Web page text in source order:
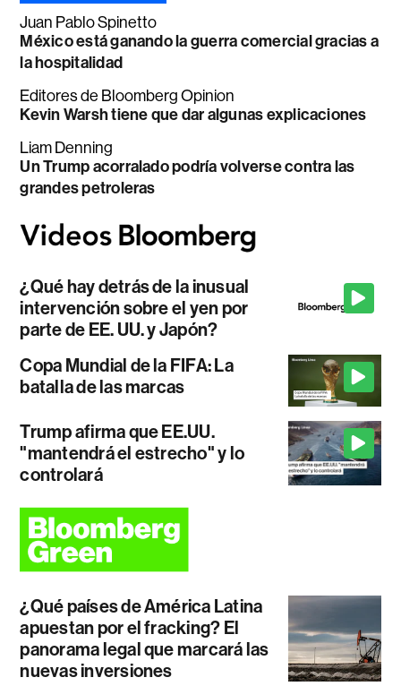
Juan Pablo Spinetto
México está ganando la guerra comercial gracias a
la hospitalidad
Editores de Bloomberg Opinion
Kevin Warsh tiene que dar algunas explicaciones
Liam Denning
Un Trump acorralado podría volverse contra las
grandes petroleras
¿Qué hay detrás de la inusual
intervención sobre el yen por
parte de EE. UU. y Japón?
Copa Mundial de la FIFA: La
batalla de las marcas
Trump afirma que EE.UU.
"mantendrá el estrecho" y lo
controlará
¿Qué países de América Latina
apuestan por el fracking? El
panorama legal que marcará las
nuevas inversiones